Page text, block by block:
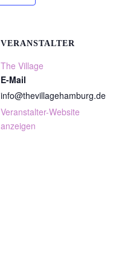
VERANSTALTER
The Village
E-Mail
info@thevillagehamburg.de
Veranstalter-Website
anzeigen